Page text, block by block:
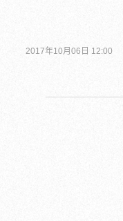
2017年10月06日 12:00